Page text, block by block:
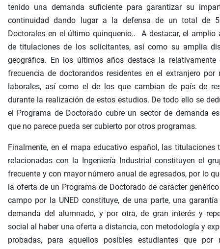
tenido una demanda suficiente para garantizar su
continuidad dando lugar a la defensa de un total de
Doctorales en el último quinquenio.. A destacar, el amplio
de titulaciones de los solicitantes, así como su amplia
geográfica. En los últimos años destaca la relativamente
frecuencia de doctorandos residentes en el extranjero por
laborales, así como el de los que cambian de país de
durante la realización de estos estudios. De todo ello se
el Programa de Doctorado cubre un sector de demanda
que no parece pueda ser cubierto por otros programas.
Finalmente, en el mapa educativo español, las titulaciones
relacionadas con la Ingeniería Industrial constituyen el
frecuente y con mayor número anual de egresados, por lo
la oferta de un Programa de Doctorado de carácter
campo por la UNED constituye, de una parte, una
demanda del alumnado, y por otra, de gran interés y
social al haber una oferta a distancia, con metodología y
probadas, para aquellos posibles estudiantes que por